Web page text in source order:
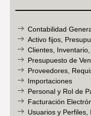
Contabilidad
Activo fijos,
Clientes,
Presupuesto de
Proveedores,
Importaciones
Personal y Rol de
Facturación
Usuarios y